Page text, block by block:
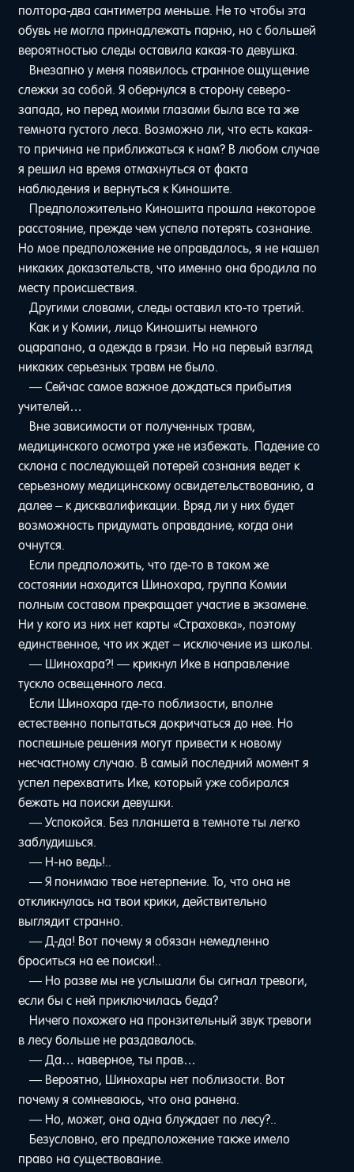
полтора-два сантиметра меньше. Не то чтобы эта
обувь не могла принадлежать парню, но с большей
вероятностью следы оставила какая-то девушка.
Внезапно у меня появилось странное ощущение
слежки за собой. Я обернулся в сторону северо-
запада, но перед моими глазами была все та же
темнота густого леса. Возможно ли, что есть какая-
то причина не приближаться к нам? В любом случае
я решил на время отмахнуться от факта
наблюдения и вернуться к Киношите.
Предположительно Киношита прошла некоторое
расстояние, прежде чем успела потерять сознание.
Но мое предположение не оправдалось, я не нашел
никаких доказательств, что именно она бродила по
месту происшествия.
Другими словами, следы оставил кто-то третий.
Как и у Комии, лицо Киношиты немного
оцарапано, а одежда в грязи. Но на первый взгляд
никаких серьезных травм не было.
— Сейчас самое важное дождаться прибытия
учителей…
Вне зависимости от полученных травм,
медицинского осмотра уже не избежать. Падение со
склона с последующей потерей сознания ведет к
серьезному медицинскому освидетельствованию, а
далее – к дисквалификации. Вряд ли у них будет
возможность придумать оправдание, когда они
очнутся.
Если предположить, что где-то в таком же
состоянии находится Шинохара, группа Комии
полным составом прекращает участие в экзамене.
Ни у кого из них нет карты «Страховка», поэтому
единственное, что их ждет – исключение из школы.
— Шинохара?! — крикнул Ике в направление
тускло освещенного леса.
Если Шинохара где-то поблизости, вполне
естественно попытаться докричаться до нее. Но
поспешные решения могут привести к новому
несчастному случаю. В самый последний момент я
успел перехватить Ике, который уже собирался
бежать на поиски девушки.
— Успокойся. Без планшета в темноте ты легко
заблудишься.
— Н-но ведь!..
— Я понимаю твое нетерпение. То, что она не
откликнулась на твои крики, действительно
выглядит странно.
— Д-да! Вот почему я обязан немедленно
броситься на ее поиски!..
— Но разве мы не услышали бы сигнал тревоги,
если бы с ней приключилась беда?
Ничего похожего на пронзительный звук тревоги
в лесу больше не раздавалось.
— Да… наверное, ты прав…
— Вероятно, Шинохары нет поблизости. Вот
почему я сомневаюсь, что она ранена.
— Но, может, она одна блуждает по лесу?..
Безусловно, его предположение также имело
право на существование.